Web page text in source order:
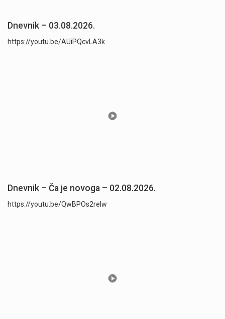
Dnevnik – 03.08.2026.
https://youtu.be/AUiPQcvLA3k
Dnevnik – Ča je novoga – 02.08.2026.
https://youtu.be/QwBPOs2reIw